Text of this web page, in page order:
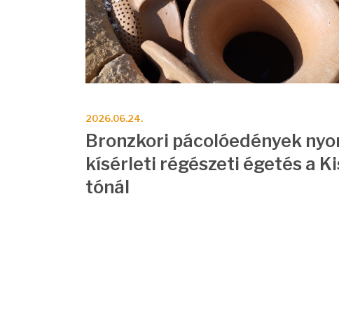
2026.06.24.
Bronzkori pácolóedények
kísérleti régészeti égetés a
tónál